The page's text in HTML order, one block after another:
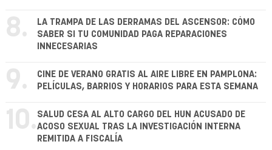
8.
LA TRAMPA DE LAS DERRAMAS DEL ASCENSOR: CÓMO
SABER SI TU COMUNIDAD PAGA REPARACIONES
INNECESARIAS
9.
CINE DE VERANO GRATIS AL AIRE LIBRE EN PAMPLONA:
PELÍCULAS, BARRIOS Y HORARIOS PARA ESTA SEMANA
10. SALUD CESA AL ALTO CARGO DEL HUN ACUSADO DE
ACOSO SEXUAL TRAS LA INVESTIGACIÓN INTERNA
REMITIDA A FISCALÍA